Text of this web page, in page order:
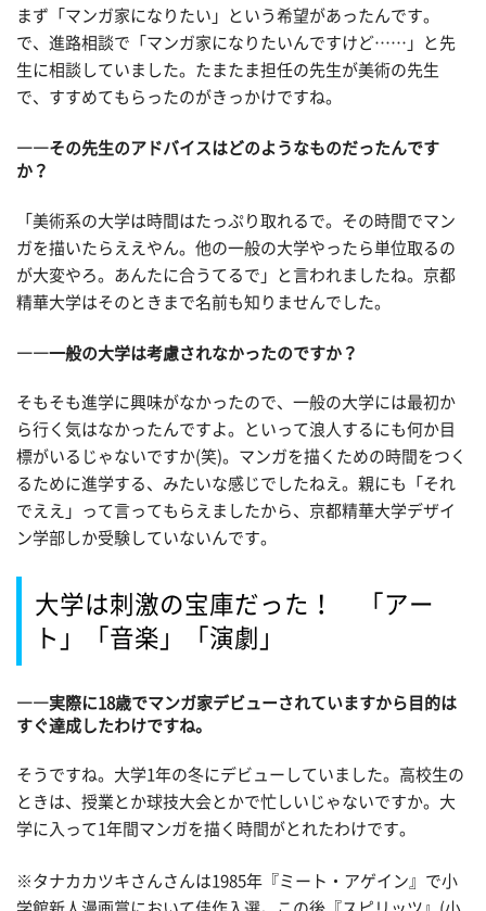
まず「マンガ家になりたい」という希望があったんです。
で、進路相談で「マンガ家になりたいんですけど……」と先
生に相談していました。たまたま担任の先生が美術の先生
で、すすめてもらったのがきっかけですね。
――その先生のアドバイスはどのようなものだったんです
か？
「美術系の大学は時間はたっぷり取れるで。その時間でマン
ガを描いたらええやん。他の一般の大学やったら単位取るの
が大変やろ。あんたに合うてるで」と言われましたね。京都
精華大学はそのときまで名前も知りませんでした。
――一般の大学は考慮されなかったのですか？
そもそも進学に興味がなかったので、一般の大学には最初か
ら行く気はなかったんですよ。といって浪人するにも何か目
標がいるじゃないですか(笑)。マンガを描くための時間をつく
るために進学する、みたいな感じでしたねえ。親にも「それ
でええ」って言ってもらえましたから、京都精華大学デザイ
ン学部しか受験していないんです。
大学は刺激の宝庫だった！ 「アー
ト」「音楽」「演劇」
――実際に18歳でマンガ家デビューされていますから目的は
すぐ達成したわけですね。
そうですね。大学1年の冬にデビューしていました。高校生の
ときは、授業とか球技大会とかで忙しいじゃないですか。大
学に入って1年間マンガを描く時間がとれたわけです。
※タナカカツキさんさんは1985年『ミート・アゲイン』で小